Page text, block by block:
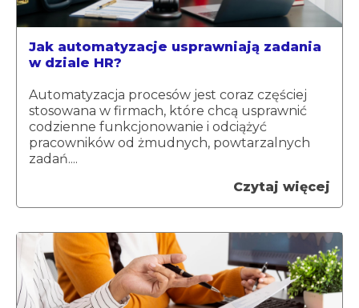
Jak automatyzacje usprawniają zadania
w dziale HR?
Automatyzacja procesów jest coraz częściej
stosowana w firmach, które chcą usprawnić
codzienne funkcjonowanie i odciążyć
pracowników od żmudnych, powtarzalnych
zadań....
Czytaj więcej